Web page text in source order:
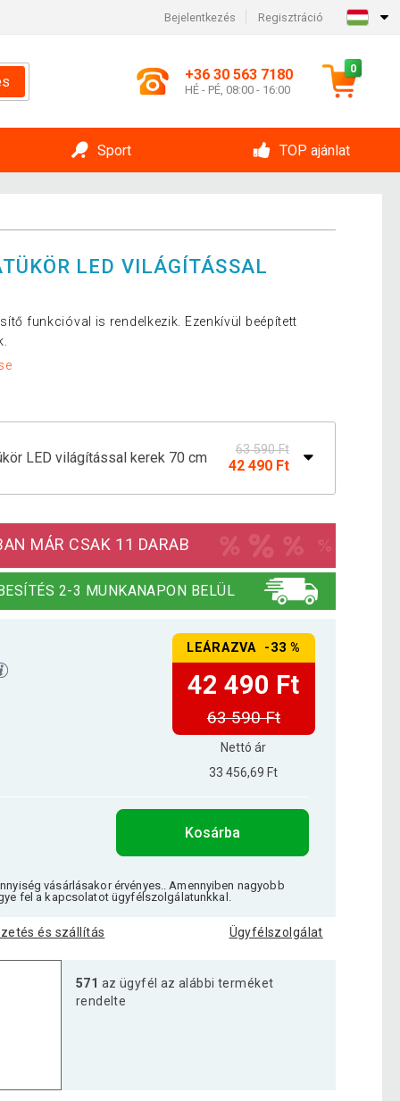
Bejelentkezés Regisztráció
+36 30 563 7180
HÉ - PÉ, 08:00 - 16:00
0
Sport TOP ajánlat
LED VILÁGÍTÁSSAL
funkcióval is rendelkezik. Ezenkívül beépített
LED világítással kerek 70 cm 63 590 Ft
42 490 Ft
MÁR CSAK 11 DARAB
2-3 MUNKANAPON BELÜL
LEÁRAZVA -33 %
42 490 Ft
63 590 Ft
Nettó ár
33 456,69 Ft
Kosárba
vásárlásakor érvényes.. Amennyiben nagyobb
fel a kapcsolatot ügyfélszolgálatunkkal.
és szállítás Ügyfélszolgálat
571 az ügyfél az alábbi terméket
rendelte